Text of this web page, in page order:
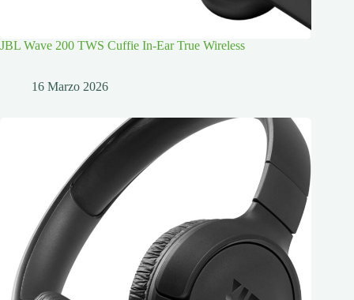
JBL Wave 200 TWS Cuffie In-Ear True Wireless
16 Marzo 2026